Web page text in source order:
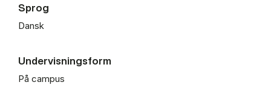
Sprog
Dansk
Undervisningsform
På campus